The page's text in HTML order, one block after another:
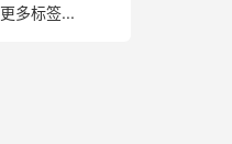
更多标签...